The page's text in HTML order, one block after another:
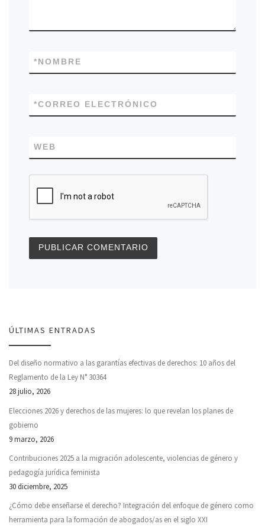
NOMBRE
*
CORREO ELECTRÓNICO
*
WEB
ÚLTIMAS ENTRADAS
Del diseño normativo a las garantías efectivas de derechos: 10 años del
Reglamento de la Ley N° 30364
28 julio, 2026
Elecciones 2026 y derechos de las mujeres: lo que revelan los planes de
gobierno
9 marzo, 2026
Contribuciones 2025 a la migración adolescente, violencias de género y
pedagogía jurídica feminista
30 diciembre, 2025
¿Cómo debe enseñarse el derecho? Integración del enfoque de género como
herramienta para la formación de abogados/as en el siglo XXI